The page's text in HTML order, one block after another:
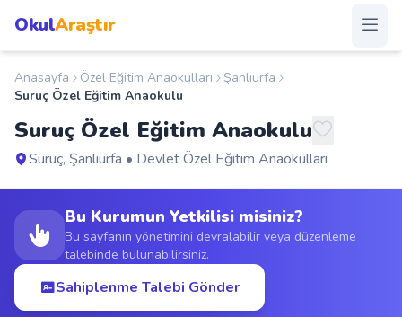
OkulAraştır
Anasayfa
Okullar
Şehirler
Kampanyalar
Duyurular
Anasayfa Özel Eğitim Anaokulları
Şanlıurfa
Suruç Özel Eğitim Anaokulu
Suruç Özel Eğitim Anaokulu
Suruç, Şanlıurfa • Devlet Özel Eğitim Anaokulları
Bu Kurumun Yetkilisi misiniz?
Bu sayfanın yönetimini devralabilir veya düzenleme
talebinde bulunabilirsiniz.
Sahiplenme Talebi Gönder